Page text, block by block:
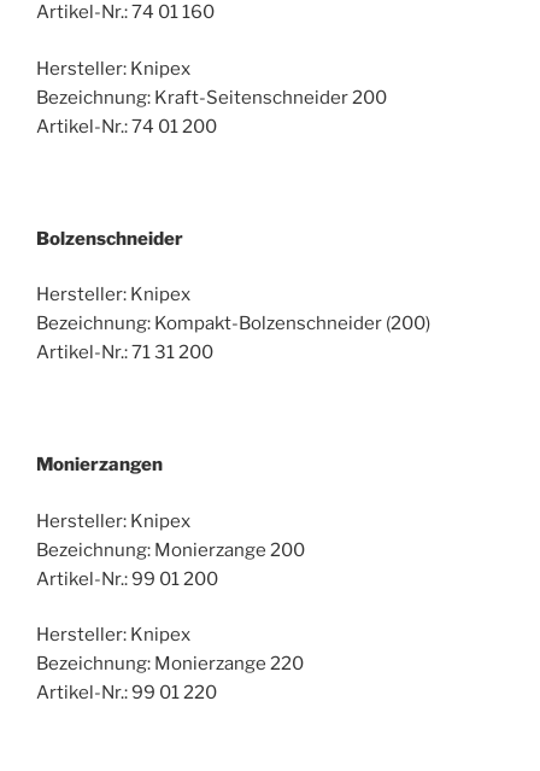
Artikel-Nr.: 74 01 160
Hersteller: Knipex
Bezeichnung: Kraft-Seitenschneider 200
Artikel-Nr.: 74 01 200
Bolzenschneider
Hersteller: Knipex
Bezeichnung: Kompakt-Bolzenschneider (200)
Artikel-Nr.: 71 31 200
Monierzangen
Hersteller: Knipex
Bezeichnung: Monierzange 200
Artikel-Nr.: 99 01 200
Hersteller: Knipex
Bezeichnung: Monierzange 220
Artikel-Nr.: 99 01 220